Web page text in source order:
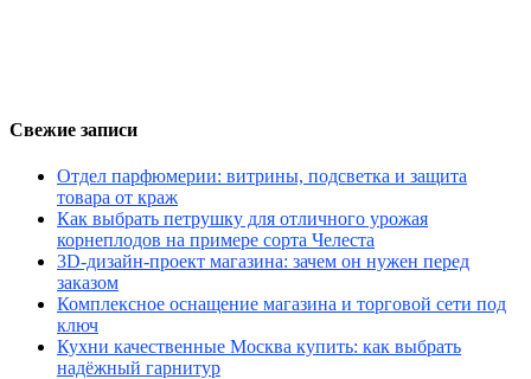
Свежие записи
Отдел парфюмерии: витрины, подсветка и защита
товара от краж
Как выбрать петрушку для отличного урожая
корнеплодов на примере сорта Челеста
3D-дизайн-проект магазина: зачем он нужен перед
заказом
Комплексное оснащение магазина и торговой сети под
ключ
Кухни качественные Москва купить: как выбрать
надёжный гарнитур